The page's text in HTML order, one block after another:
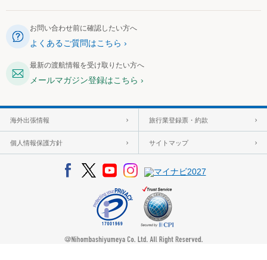
お問い合わせ前に確認したい方へ
よくあるご質問はこちら
最新の渡航情報を受け取りたい方へ
メールマガジン登録はこちら
海外出張情報 旅行業登録票・約款
個人情報保護方針 サイトマップ